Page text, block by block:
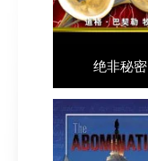
绝非秘密